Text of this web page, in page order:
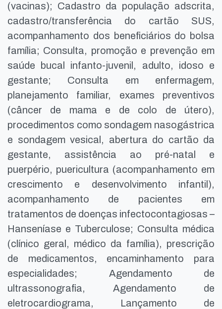
(vacinas); Cadastro da população adscrita,
cadastro/transferência do cartão SUS,
acompanhamento dos beneficiários do bolsa
família; Consulta, promoção e prevenção em
saúde bucal infanto-juvenil, adulto, idoso e
gestante; Consulta em enfermagem,
planejamento familiar, exames preventivos
(câncer de mama e de colo de útero),
procedimentos como sondagem nasogástrica
e sondagem vesical, abertura do cartão da
gestante, assistência ao pré-natal e
puerpério, puericultura (acompanhamento em
crescimento e desenvolvimento infantil),
acompanhamento de pacientes em
tratamentos de doenças infectocontagiosas –
Hanseníase e Tuberculose; Consulta médica
(clínico geral, médico da família), prescrição
de medicamentos, encaminhamento para
especialidades; Agendamento de
ultrassonografia, Agendamento de
eletrocardiograma, Lançamento de